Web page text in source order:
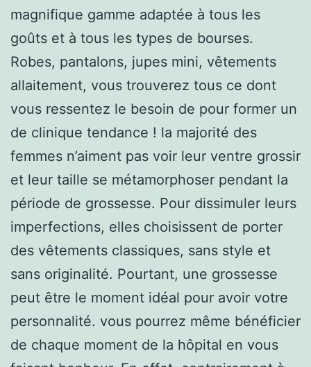
magnifique gamme adaptée à tous les
goûts et à tous les types de bourses.
Robes, pantalons, jupes mini, vêtements
allaitement, vous trouverez tous ce dont
vous ressentez le besoin de pour former un
de clinique tendance ! la majorité des
femmes n’aiment pas voir leur ventre grossir
et leur taille se métamorphoser pendant la
période de grossesse. Pour dissimuler leurs
imperfections, elles choisissent de porter
des vêtements classiques, sans style et
sans originalité. Pourtant, une grossesse
peut être le moment idéal pour avoir votre
personnalité. vous pourrez même bénéficier
de chaque moment de la hôpital en vous